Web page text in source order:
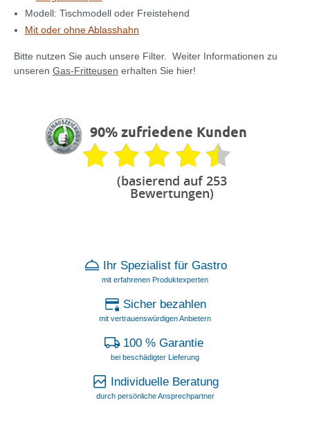
Modell: Tischmodell oder Freistehend
Mit oder ohne Ablasshahn
Bitte nutzen Sie auch unsere Filter. Weiter Informationen zu
unseren Gas-Fritteusen erhalten Sie hier!
90% zufriedene Kunden
(basierend auf 253
Bewertungen)
Ihr Spezialist für Gastro
mit erfahrenen Produktexperten
Sicher bezahlen
mit vertrauenswürdigen Anbietern
100 % Garantie
bei beschädigter Lieferung
Individuelle Beratung
durch persönliche Ansprechpartner